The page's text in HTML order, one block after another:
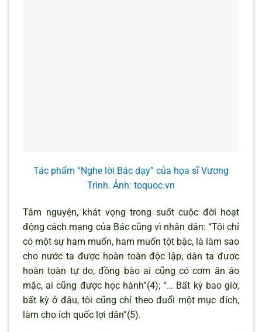
Tác phẩm “Nghe lời Bác dạy” của họa sĩ Vương
Trình. Ảnh: toquoc.vn
Tâm nguyện, khát vọng trong suốt cuộc đời hoạt
động cách mạng của Bác cũng vì nhân dân: “Tôi chỉ
có một sự ham muốn, ham muốn tột bậc, là làm sao
cho nước ta được hoàn toàn độc lập, dân ta được
hoàn toàn tự do, đồng bào ai cũng có cơm ăn áo
mặc, ai cũng được học hành”(4); “… Bất kỳ bao giờ,
bất kỳ ở đâu, tôi cũng chỉ theo đuổi một mục đích,
làm cho ích quốc lợi dân”(5).